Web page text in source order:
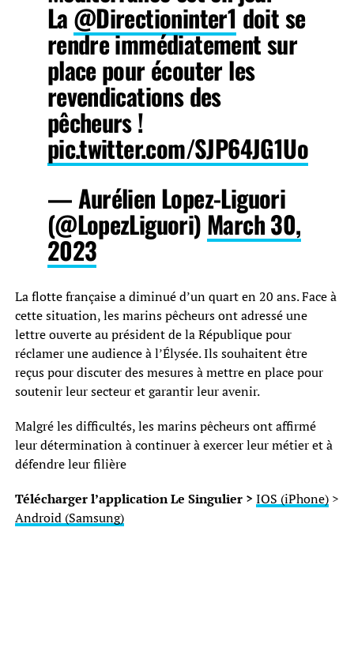
La @Directioninter1doit se
rendre immédiatement sur
place pour écouter les
revendications des
pêcheurs !
pic.twitter.com/SJP64JG1Uo
— Aurélien Lopez-Liguori
(@LopezLiguori) March 30,
2023
La flotte française a diminué d’un quart en 20 ans. Face à
cette situation, les marins pêcheurs ont adressé une
lettre ouverte au président de la République pour
réclamer une audience à l’Élysée. Ils souhaitent être
reçus pour discuter des mesures à mettre en place pour
soutenir leur secteur et garantir leur avenir.
Malgré les difficultés, les marins pêcheurs ont affirmé
leur détermination à continuer à exercer leur métier et à
défendre leur filière
Télécharger l’application Le Singulier > IOS (iPhone)>
Android (Samsung)